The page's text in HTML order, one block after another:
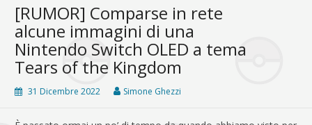
Tears
of
the
Kingdom!
[RUMOR] Comparse in rete
alcune immagini di una
Nintendo Switch OLED a tema
Tears of the Kingdom
31 Dicembre 2022 Simone Ghezzi